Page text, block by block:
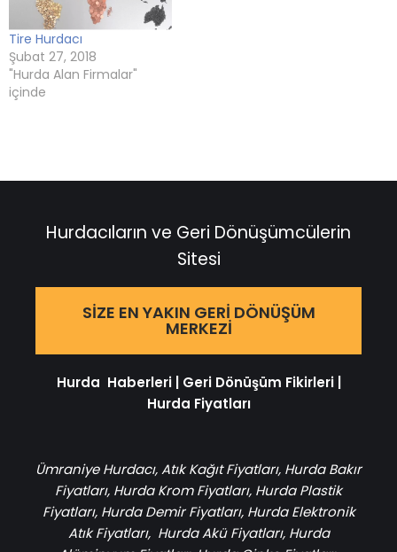
Tire Hurdacı
Şubat 27, 2018
"Hurda Alan Firmalar"
içinde
Hurdacıların ve Geri Dönüşümcülerin
Sitesi
SIZE EN YAKIN GERI DÖNÜŞÜM
MERKEZI
Hurda Haberleri| Geri Dönüşüm Fikirleri|
Hurda Fiyatları
Ümraniye Hurdacı,Atık Kağıt Fiyatları, Hurda Bakır
Fiyatları, Hurda Krom Fiyatları, Hurda Plastik
Fiyatları, Hurda Demir Fiyatları, Hurda Elektronik
Atık Fiyatları, Hurda Akü Fiyatları,Hurda